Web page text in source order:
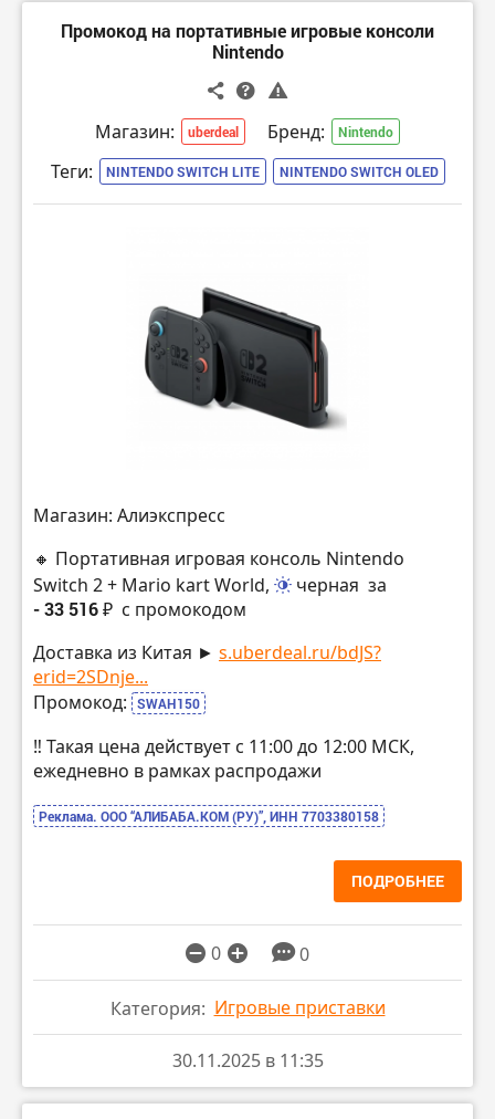
Промокод на портативные игровые консоли
Nintendo
Магазин: uberdeal Бренд: Nintendo
Теги: NINTENDO SWITCH LITE NINTENDO SWITCH OLED
Магазин: Алиэкспресс
🔸 Портативная игровая консоль Nintendo
Switch 2 + Mario kart World,
черная за
- 33 516 ₽ с промокодом
Доставка из Китая ► s.uberdeal.ru/bdJS?
erid=2SDnje...
Промокод:
SWAH150
‼️ Такая цена действует с 11:00 до 12:00 МСК,
ежедневно в рамках распродажи
Реклама. ООО “АЛИБАБА.КОМ (РУ)”, ИНН 7703380158
ПОДРОБНЕЕ
0 0
Категория: Игровые приставки
30.11.2025 в 11:35